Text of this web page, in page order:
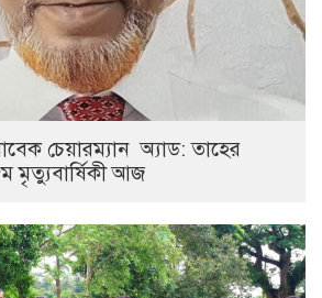
চেয়ারম্যান অ্যাড: তাহের
মৃত্যুবার্ষিকী আজ